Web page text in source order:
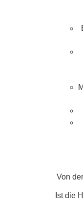
Von
Ist die